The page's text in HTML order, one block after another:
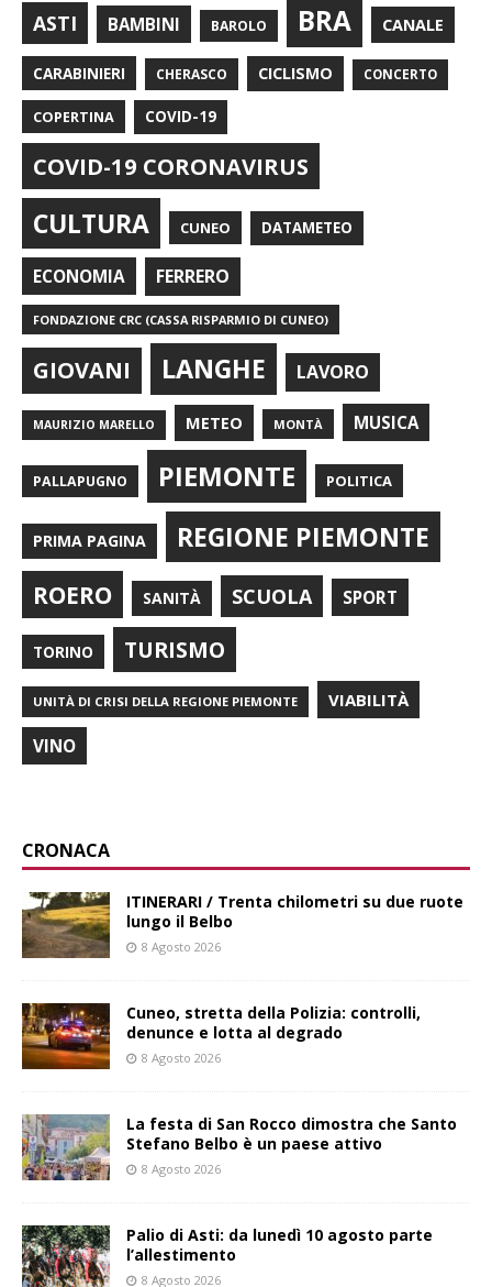
ASTI BAMBINI BAROLO BRA CANALE
CARABINIERI CHERASCO CICLISMO CONCERTO
COPERTINA COVID-19
COVID-19 CORONAVIRUS
CULTURA CUNEO DATAMETEO
ECONOMIA FERRERO
FONDAZIONE CRC (CASSA RISPARMIO DI CUNEO)
GIOVANI LANGHE LAVORO
MAURIZIO MARELLO METEO MONTÀ MUSICA
PALLAPUGNO PIEMONTE POLITICA
PRIMA PAGINA REGIONE PIEMONTE
ROERO SANITÀ SCUOLA SPORT
TORINO TURISMO
UNITÀ DI CRISI DELLA REGIONE PIEMONTE VIABILITÀ
VINO
CRONACA
ITINERARI / Trenta chilometri su due ruote
lungo il Belbo
8 Agosto 2026
Cuneo, stretta della Polizia: controlli,
denunce e lotta al degrado
8 Agosto 2026
La festa di San Rocco dimostra che Santo
Stefano Belbo è un paese attivo
8 Agosto 2026
Palio di Asti: da lunedì 10 agosto parte
l’allestimento
8 Agosto 2026